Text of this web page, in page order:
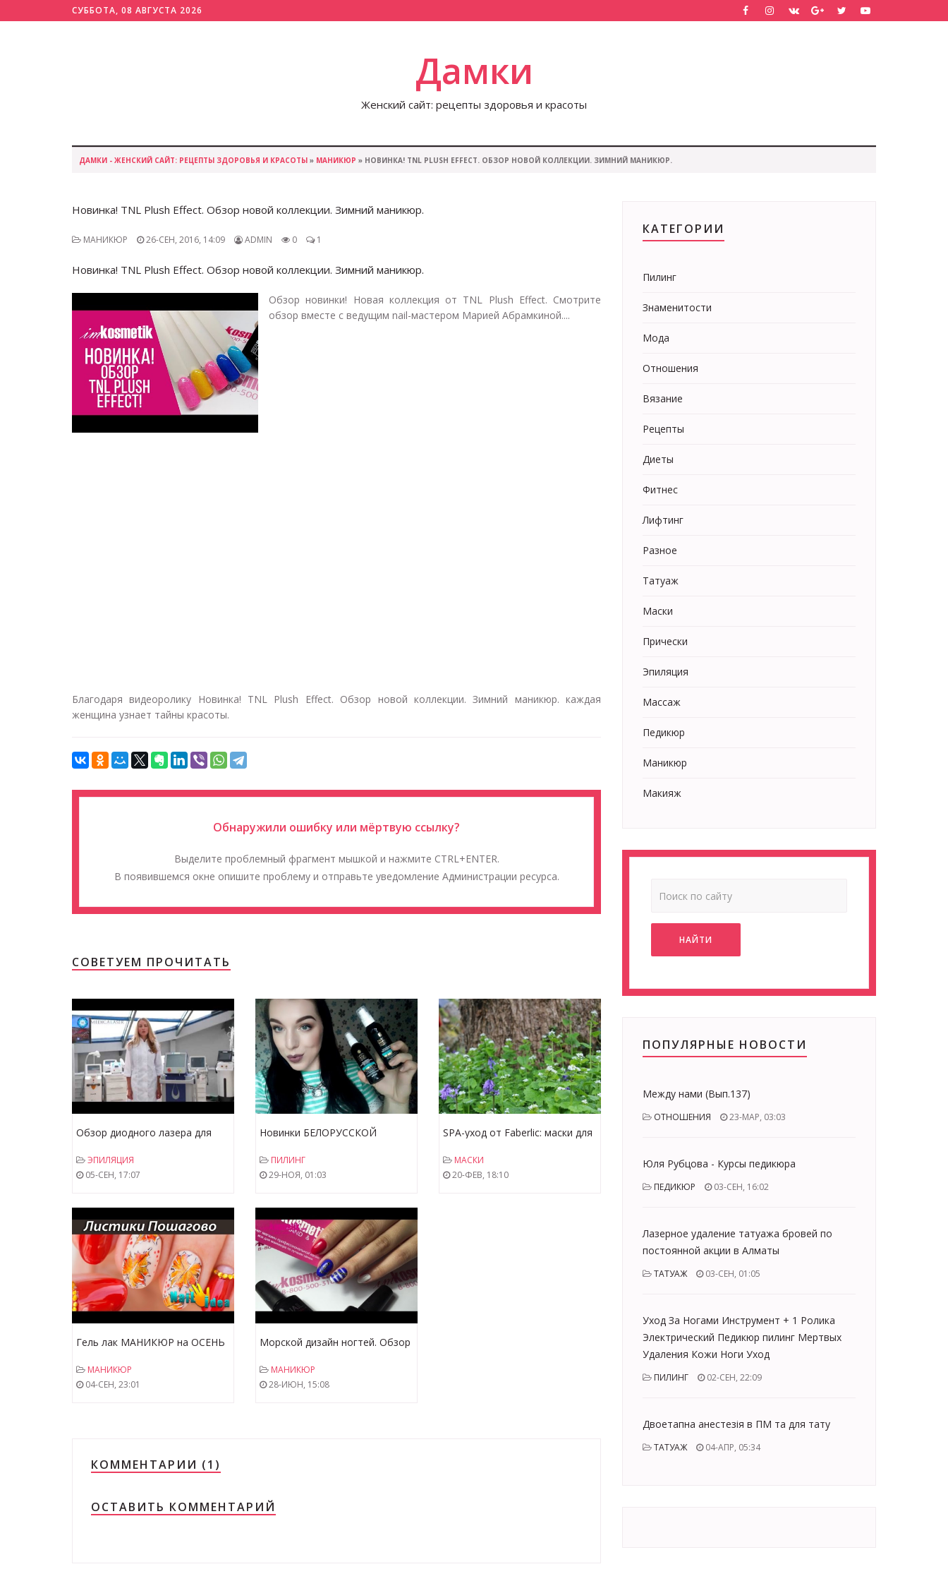
СУББОТА, 08 АВГУСТА 2026
Дамки
Женский сайт: рецепты здоровья и красоты
ДАМКИ - ЖЕНСКИЙ САЙТ: РЕЦЕПТЫ ЗДОРОВЬЯ И КРАСОТЫ » МАНИКЮР » НОВИНКА! TNL PLUSH EFFECT. ОБЗОР НОВОЙ КОЛЛЕКЦИИ. ЗИМНИЙ МАНИКЮР.
Новинка! TNL Plush Effect. Обзор новой коллекции. Зимний маникюр.
МАНИКЮР 26-СЕН, 2016, 14:09 ADMIN 0 1
Новинка! TNL Plush Effect. Обзор новой коллекции. Зимний маникюр.
Обзор новинки! Новая коллекция от TNL Plush Effect. Смотрите
обзор вместе с ведущим nail-мастером Марией Абрамкиной....
Благодаря видеоролику Новинка! TNL Plush Effect. Обзор новой коллекции. Зимний маникюр. каждая
женщина узнает тайны красоты.
Обнаружили ошибку или мёртвую ссылку?
Выделите проблемный фрагмент мышкой и нажмите CTRL+ENTER.
В появившемся окне опишите проблему и отправьте уведомление Администрации ресурса.
СОВЕТУЕМ ПРОЧИТАТЬ
Обзор диодного лазера для
ЭПИЛЯЦИЯ
05-СЕН, 17:07
Новинки БЕЛОРУССКОЙ
линии "Магия Марокко" и
белорусского кислотного
ПИЛИНГ
29-НОЯ, 01:03
SPA-уход от Faberlic: маски для
МАСКИ
20-ФЕВ, 18:10
Гель лак МАНИКЮР на ОСЕНЬ
витражными гель лаками "glass
effect" |
МАНИКЮР
04-СЕН, 23:01
Морской дизайн ногтей. Обзор
маникюр в отпуск.
МАНИКЮР
28-ИЮН, 15:08
КОММЕНТАРИИ (1)
ОСТАВИТЬ КОММЕНТАРИЙ
КАТЕГОРИИ
Пилинг
Знаменитости
Мода
Отношения
Вязание
Рецепты
Диеты
Фитнес
Лифтинг
Разное
Татуаж
Маски
Прически
Эпиляция
Массаж
Педикюр
Маникюр
Макияж
НАЙТИ
ПОПУЛЯРНЫЕ НОВОСТИ
Между нами (Вып.137)
ОТНОШЕНИЯ 23-МАР, 03:03
Юля Рубцова - Курсы педикюра
ПЕДИКЮР 03-СЕН, 16:02
Лазерное удаление татуажа бровей по
постоянной акции в Алматы
ТАТУАЖ 03-СЕН, 01:05
Уход За Ногами Инструмент + 1 Ролика
Электрический Педикюр пилинг Мертвых
Удаления Кожи Ноги Уход
ПИЛИНГ 02-СЕН, 22:09
Двоетапна анестезія в ПМ та для тату
ТАТУАЖ 04-АПР, 05:34